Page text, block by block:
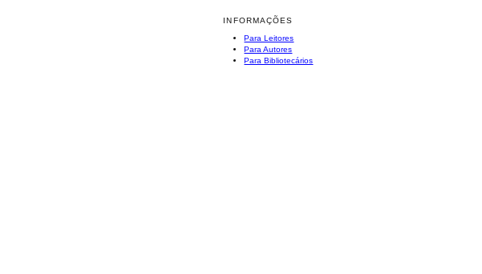
INFORMAÇÕES
Para Leitores
Para Autores
Para Bibliotecários